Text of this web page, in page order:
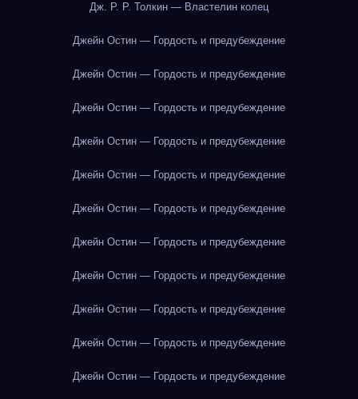
Дж. Р. Р. Толкин — Властелин колец
Джейн Остин — Гордость и предубеждение
Джейн Остин — Гордость и предубеждение
Джейн Остин — Гордость и предубеждение
Джейн Остин — Гордость и предубеждение
Джейн Остин — Гордость и предубеждение
Джейн Остин — Гордость и предубеждение
Джейн Остин — Гордость и предубеждение
Джейн Остин — Гордость и предубеждение
Джейн Остин — Гордость и предубеждение
Джейн Остин — Гордость и предубеждение
Джейн Остин — Гордость и предубеждение